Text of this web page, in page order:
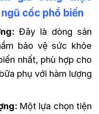
cốc phổ biến
Đây là dòng sản
bảo vệ sức khỏe
nhất, phù hợp cho
phụ với hàm lượng
Một lựa chọn tiện